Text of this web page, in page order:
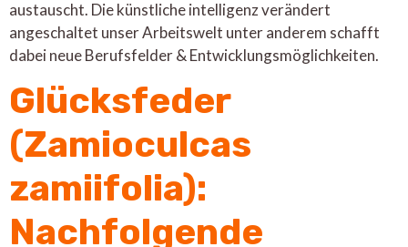
austauscht. Die künstliche intelligenz verändert
angeschaltet unser Arbeitswelt unter anderem schafft
dabei neue Berufsfelder & Entwicklungsmöglichkeiten.
Glücksfeder
(Zamioculcas
zamiifolia):
Nachfolgende